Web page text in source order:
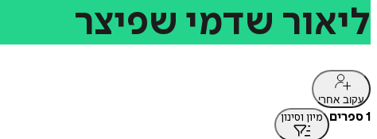
ליאור שדמי שפיצר
עקוב אחרי
1 ספרים מיון וסינון